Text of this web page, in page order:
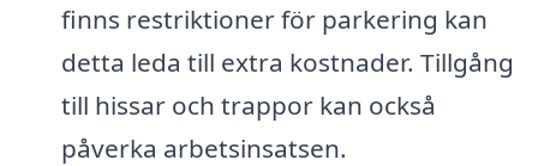
finns restriktioner för parkering kan
detta leda till extra kostnader. Tillgång
till hissar och trappor kan också
påverka arbetsinsatsen.